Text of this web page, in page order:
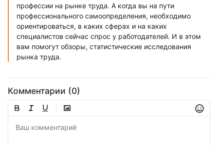
профессии на рынке труда. А когда вы на пути
профессионального самоопределения, необходимо
ориентироваться, в каких сферах и на каких
специалистов сейчас спрос у работодателей. И в этом
вам помогут обзоры, статистические исследования
рынка труда.
Комментарии (0)